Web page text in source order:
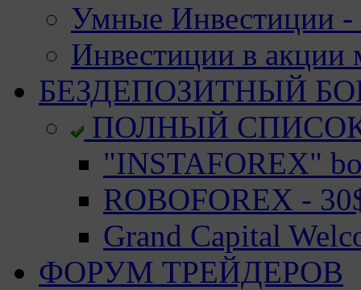
Умные Инвестиции -
Инвестиции в акции
БЕЗДЕПОЗИТНЫЙ
ПОЛНЫЙ
"INSTAFOREX"
ROBOFOREX -
Grand Capital
ФОРУМ ТРЕЙДЕРОВ